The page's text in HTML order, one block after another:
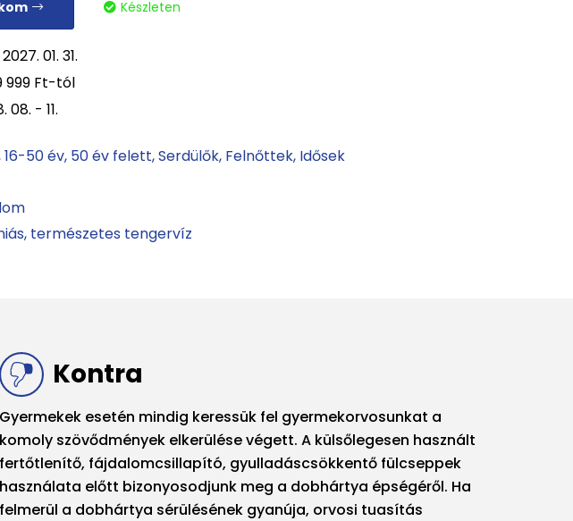
Készleten
2027. 01. 31.
999 Ft-tól
08. - 11.
16-50 év 50 év felett Serdülők Felnőttek Idősek
természetes tengervíz
Kontra
Gyermekek esetén mindig keressük fel gyermekorvosunkat a
komoly szövődmények elkerülése végett. A külsőlegesen használt
fertőtlenítő, fájdalomcsillapító, gyulladáscsökkentő fülcseppek
használata előtt bizonyosodjunk meg a dobhártya épségéről. Ha
felmerül a dobhártya sérülésének gyanúja, orvosi tuasítás